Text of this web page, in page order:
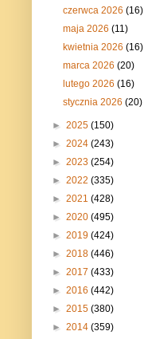
czerwca 2026(16)
maja 2026(11)
kwietnia 2026(16)
marca 2026(20)
lutego 2026(16)
stycznia 2026(20)
► 2025 (150)
► 2024 (243)
► 2023 (254)
► 2022 (335)
► 2021 (428)
► 2020 (495)
► 2019 (424)
► 2018 (446)
► 2017 (433)
► 2016 (442)
► 2015 (380)
► 2014 (359)